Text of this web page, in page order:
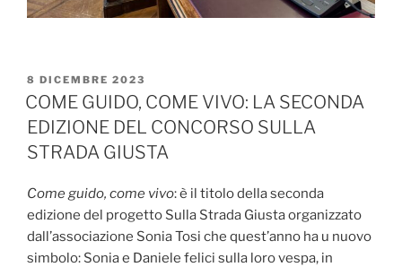
PUBBLICATO
IL
8 DICEMBRE 2023
COME GUIDO, COME VIVO: LA SECONDA
EDIZIONE DEL CONCORSO SULLA
STRADA GIUSTA
Come guido, come vivo: è il titolo della seconda
edizione del progetto Sulla Strada Giusta organizzato
dall’associazione Sonia Tosi che quest’anno ha u nuovo
simbolo: Sonia e Daniele felici sulla loro vespa, in